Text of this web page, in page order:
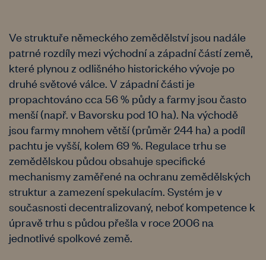
Ve struktuře německého zemědělství jsou nadále
patrné rozdíly mezi východní a západní částí země,
které plynou z odlišného historického vývoje po
druhé světové válce. V západní části je
propachtováno cca 56 % půdy a farmy jsou často
menší (např. v Bavorsku pod 10 ha). Na východě
jsou farmy mnohem větší (průměr 244 ha) a podíl
pachtu je vyšší, kolem 69 %. Regulace trhu se
zemědělskou půdou obsahuje specifické
mechanismy zaměřené na ochranu zemědělských
struktur a zamezení spekulacím. Systém je v
současnosti decentralizovaný, neboť kompetence k
úpravě trhu s půdou přešla v roce 2006 na
jednotlivé spolkové země.